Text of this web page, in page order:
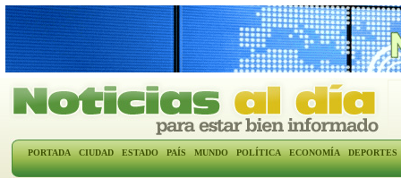
PORTADA CIUDAD ESTADO PAÍS MUNDO POLÍTICA ECONOMÍA DEPORTES